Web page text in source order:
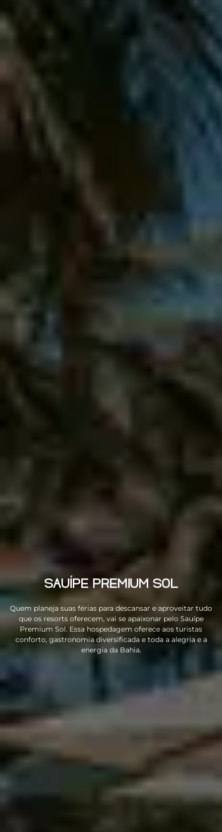
SAUÍPE PREMIUM SOL
Quem planeja suas férias para descansar e aproveitar tudo
que os resorts oferecem, vai se apaixonar pelo Sauípe
Premium Sol. Essa hospedagem oferece aos turistas
conforto, gastronomia diversificada e toda a alegria e a
energia da Bahia.